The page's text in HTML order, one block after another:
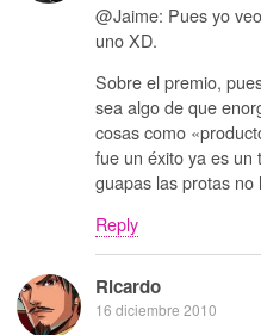
@Jaime: Pues yo
uno XD.
Sobre el premio,
sea algo de que
cosas como
fue un éxito ya es un
guapas las protas no
Reply
Ricardo
16 diciembre 2010